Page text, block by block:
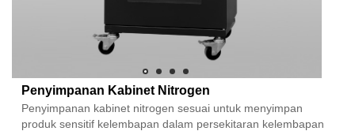
Penyimpanan Kabinet Nitrogen
Penyimpanan kabinet nitrogen sesuai untuk menyimpan
produk sensitif kelembapan dalam persekitaran kelembapan